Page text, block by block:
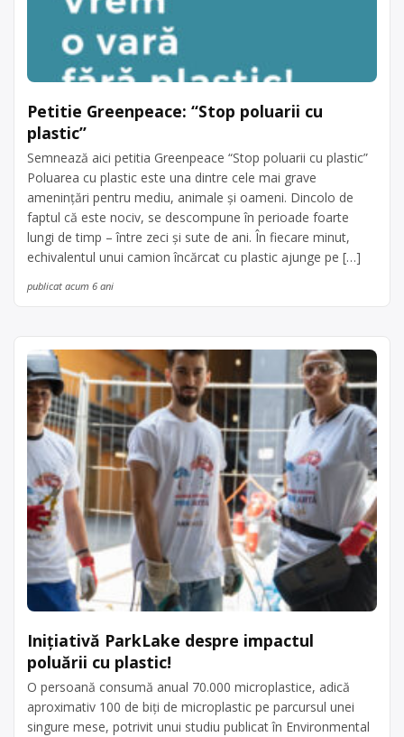
Petitie Greenpeace: “Stop poluarii cu
plastic”
Semnează aici petitia Greenpeace “Stop poluarii cu plastic”
Poluarea cu plastic este una dintre cele mai grave
amenințări pentru mediu, animale și oameni. Dincolo de
faptul că este nociv, se descompune în perioade foarte
lungi de timp – între zeci și sute de ani. În fiecare minut,
echivalentul unui camion încărcat cu plastic ajunge pe […]
publicat acum 6 ani
Inițiativă ParkLake despre impactul
poluării cu plastic!
O persoană consumă anual 70.000 microplastice, adică
aproximativ 100 de biți de microplastic pe parcursul unei
singure mese, potrivit unui studiu publicat în Environmental